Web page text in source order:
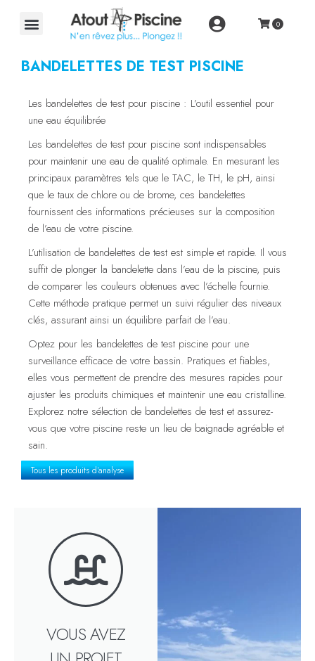
BANDELETTES DE TEST PISCINE
Les bandelettes de test pour piscine : L’outil essentiel pour
une eau équilibrée
Les bandelettes de test pour piscine sont indispensables
pour maintenir une eau de qualité optimale. En mesurant les
principaux paramètres tels que le TAC, le TH, le pH, ainsi
que le taux de chlore ou de brome, ces bandelettes
fournissent des informations précieuses sur la composition
de l’eau de votre piscine.
L’utilisation de bandelettes de test est simple et rapide. Il vous
suffit de plonger la bandelette dans l’eau de la piscine, puis
de comparer les couleurs obtenues avec l’échelle fournie.
Cette méthode pratique permet un suivi régulier des niveaux
clés, assurant ainsi un équilibre parfait de l’eau.
Optez pour les bandelettes de test piscine pour une
surveillance efficace de votre bassin. Pratiques et fiables,
elles vous permettent de prendre des mesures rapides pour
ajuster les produits chimiques et maintenir une eau cristalline.
Explorez notre sélection de bandelettes de test et assurez-
vous que votre piscine reste un lieu de baignade agréable et
sain.
Tous les produits d'analyse
VOUS AVEZ